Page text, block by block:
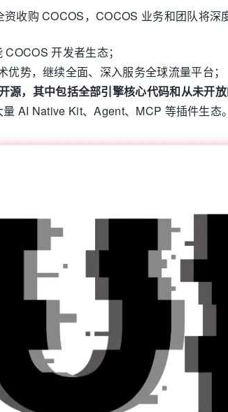
收购 COCOS，COCOS 业务和团队将深
开发者生态；
势，继续全面、深入服务全球流量平台；
，其中包括全部引擎核心代码和从未开放
AI Native Kit、Agent、MCP 等插件生态。